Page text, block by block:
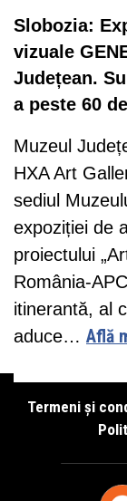
Slobozia:
vizuale
Județean.
a peste 60
Muzeul
HXA Art
sediul
expoziției de
proiectului
România-
itinerantă, al
aduce… Află
Termeni și